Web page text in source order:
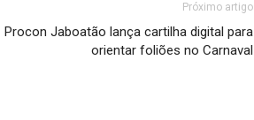
Próximo artigo
Procon Jaboatão lança cartilha digital para
orientar foliões no Carnaval